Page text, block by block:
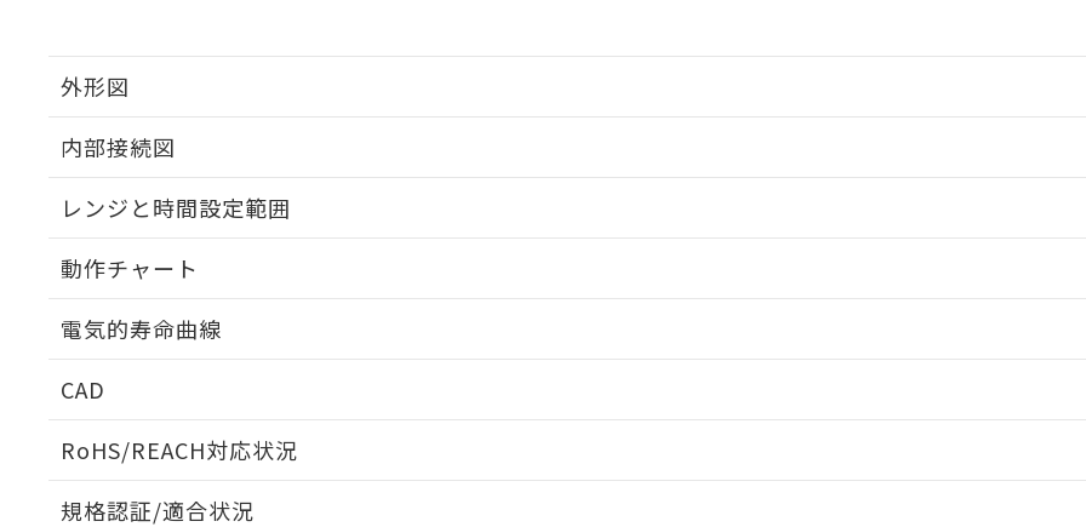
外形図
内部接続図
レンジと時間設定範囲
動作チャート
電気的寿命曲線
CAD
RoHS/REACH対応状況
規格認証/適合状況